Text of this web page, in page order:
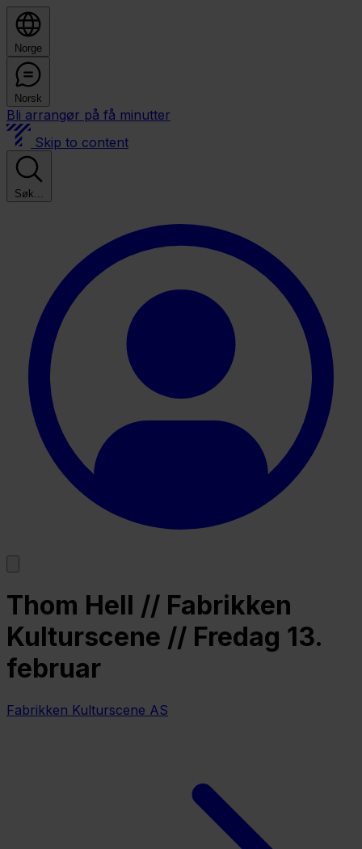
Norge
Norsk
Bli arrangør på få minutter
Skip to content
Søk...
Thom Hell // Fabrikken
Kulturscene // Fredag 13.
februar
Fabrikken Kulturscene AS